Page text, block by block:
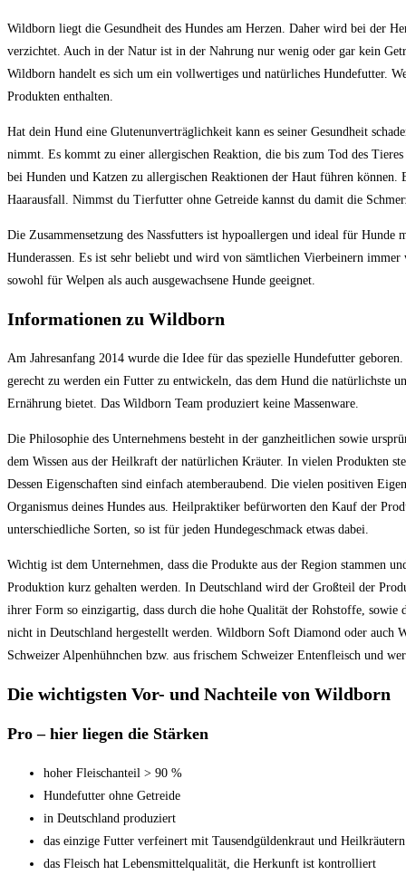
Wildborn liegt die Gesundheit des Hundes am Herzen. Daher wird bei der
verzichtet. Auch in der Natur ist in der Nahrung nur wenig oder gar kein
Wildborn handelt es sich um ein vollwertiges und natürliches Hundefutter.
Produkten enthalten.
Hat dein Hund eine Glutenunverträglichkeit kann es seiner Gesundheit
nimmt. Es kommt zu einer allergischen Reaktion, die bis zum Tod des
bei Hunden und Katzen zu allergischen Reaktionen der Haut führen können.
Haarausfall. Nimmst du Tierfutter ohne Getreide kannst du damit die
Die Zusammensetzung des Nassfutters ist hypoallergen und ideal für
Hunderassen. Es ist sehr beliebt und wird von sämtlichen Vierbeinern
sowohl für Welpen als auch ausgewachsene Hunde geeignet.
Informationen zu Wildborn
Am Jahresanfang 2014 wurde die Idee für das spezielle Hundefutter
gerecht zu werden ein Futter zu entwickeln, das dem Hund die natürlichste
Ernährung bietet. Das Wildborn Team produziert keine Massenware.
Die Philosophie des Unternehmens besteht in der ganzheitlichen sowie
dem Wissen aus der Heilkraft der natürlichen Kräuter. In vielen Produkten
Dessen Eigenschaften sind einfach atemberaubend. Die vielen positiven
Organismus deines Hundes aus. Heilpraktiker befürworten den Kauf der
unterschiedliche Sorten, so ist für jeden Hundegeschmack etwas dabei.
Wichtig ist dem Unternehmen, dass die Produkte aus der Region stammen
Produktion kurz gehalten werden. In Deutschland wird der Großteil der
ihrer Form so einzigartig, dass durch die hohe Qualität der Rohstoffe, sowie
nicht in Deutschland hergestellt werden. Wildborn Soft Diamond oder auch
Schweizer Alpenhühnchen bzw. aus frischem Schweizer Entenfleisch und
Die wichtigsten Vor- und Nachteile von Wildborn
Pro – hier liegen die Stärken
hoher Fleischanteil > 90 %
Hundefutter ohne Getreide
in Deutschland produziert
das einzige Futter verfeinert mit Tausendgüldenkraut und Heilkräutern
das Fleisch hat Lebensmittelqualität, die Herkunft ist kontrolliert